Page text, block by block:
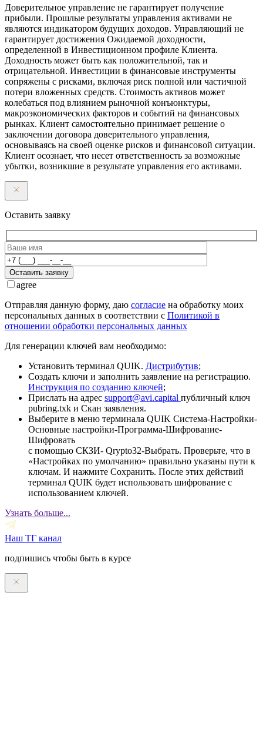
Доверительное управление не гарантирует получение
прибыли. Прошлые результаты управления активами не
являются индикатором будущих доходов. Управляющий не
гарантирует достижения Ожидаемой доходности,
определенной в Инвестиционном профиле Клиента.
Доходность может быть как положительной, так и
отрицательной. Инвестиции в финансовые инструменты
сопряжены с рисками, включая риск полной или частичной
потери вложенных средств. Стоимость активов может
колебаться под влиянием рыночной конъюнктуры,
макроэкономических факторов и событий на финансовых
рынках. Клиент самостоятельно принимает решение о
заключении договора доверительного управления,
основываясь на своей оценке рисков и финансовой ситуации.
Клиент осознает, что несет ответственность за возможные
убытки, возникшие в результате управления его активами.
Оставить заявку
Оставить заявку
agree
Отправляя данную форму, даю согласие на обработку моих
персональных данных в соответствии с Политикой в
отношении обработки персональных данных
Для генерации ключей вам необходимо:
Установить терминал QUIK. Дистрибутив;
Создать ключи и заполнить заявление на регистрацию.
Инструкция по созданию ключей;
Прислать на адрес support@avi.capital публичный ключ
pubring.txk и Скан заявления.
Выберите в меню терминала QUIK Система-Настройки-
Основные настройки-Программа-Шифрование-
Шифровать
с помощью СКЗИ- Qrypto32-Выбрать. Проверьте, что в
«Настройках по умолчанию» правильно указаны пути к
ключам. И нажмите Сохранить. После этих действий
терминал QUIK будет использовать шифрование с
использованием ключей.
Узнать больше...
Наш ТГ канал
подпишись чтобы быть в курсе